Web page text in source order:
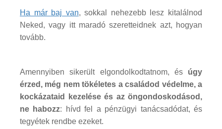
Ha már baj van, sokkal nehezebb lesz kitalálnod
Neked, vagy itt maradó szeretteidnek azt, hogyan
tovább.
Amennyiben sikerült elgondolkodtatnom, és úgy
érzed, még nem tökéletes a családod védelme, a
kockázataid kezelése és az öngondoskodásod,
ne habozz: hívd fel a pénzügyi tanácsadódat, és
tegyétek rendbe ezeket.